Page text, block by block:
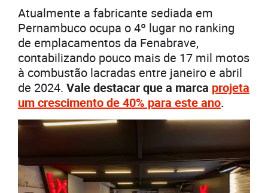
Atualmente a fabricante sediada em
Pernambuco ocupa o 4º lugar no ranking
de emplacamentos da Fenabrave,
contabilizando pouco mais de 17 mil motos
à combustão lacradas entre janeiro e abril
de 2024. Vale destacar que a marca projeta
um crescimento de 40% para este ano.